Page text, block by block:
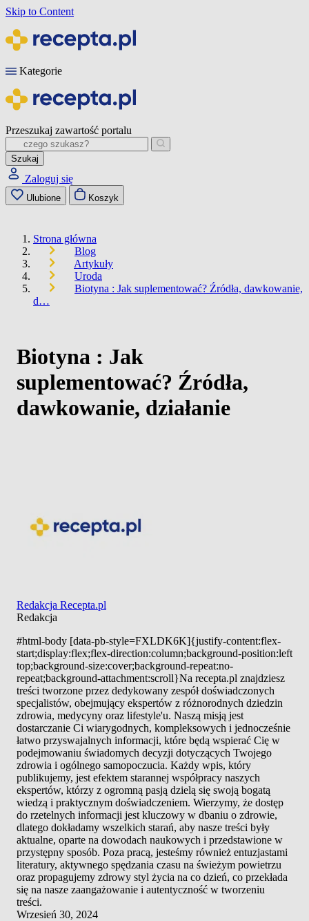
Skip to Content
Kategorie
Przeszukaj zawartość portalu
Szukaj
Zaloguj się
Ulubione Koszyk
Strona główna
Blog
Artykuły
Uroda
Biotyna : Jak suplementować? Źródła, dawkowanie,
d…
Biotyna : Jak
suplementować? Źródła,
dawkowanie, działanie
Redakcja Recepta.pl
Redakcja
#html-body [data-pb-style=FXLDK6K]{justify-content:flex-
start;display:flex;flex-direction:column;background-position:left
top;background-size:cover;background-repeat:no-
repeat;background-attachment:scroll}Na recepta.pl znajdziesz
treści tworzone przez dedykowany zespół doświadczonych
specjalistów, obejmujący ekspertów z różnorodnych dziedzin
zdrowia, medycyny oraz lifestyle'u. Naszą misją jest
dostarczanie Ci wiarygodnych, kompleksowych i jednocześnie
łatwo przyswajalnych informacji, które będą wspierać Cię w
podejmowaniu świadomych decyzji dotyczących Twojego
zdrowia i ogólnego samopoczucia. Każdy wpis, który
publikujemy, jest efektem starannej współpracy naszych
ekspertów, którzy z ogromną pasją dzielą się swoją bogatą
wiedzą i praktycznym doświadczeniem. Wierzymy, że dostęp
do rzetelnych informacji jest kluczowy w dbaniu o zdrowie,
dlatego dokładamy wszelkich starań, aby nasze treści były
aktualne, oparte na dowodach naukowych i przedstawione w
przystępny sposób. Poza pracą, jesteśmy również entuzjastami
literatury, aktywnego spędzania czasu na świeżym powietrzu
oraz propagujemy zdrowy styl życia na co dzień, co przekłada
się na nasze zaangażowanie i autentyczność w tworzeniu
treści.
Wrzesień 30, 2024